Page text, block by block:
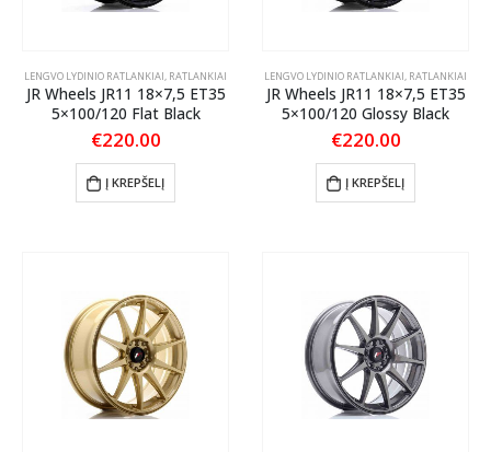
LENGVO LYDINIO RATLANKIAI, RATLANKIAI
JR Wheels JR11 18×7,5 ET35
5×100/120 Flat Black
€220.00
Į KREPŠELĮ
LENGVO LYDINIO RATLANKIAI, RATLANKIAI
JR Wheels JR11 18×7,5 ET35
5×100/120 Glossy Black
€220.00
Į KREPŠELĮ